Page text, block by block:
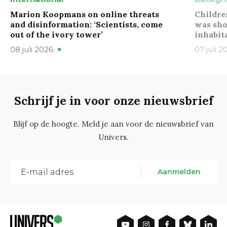
Marion Koopmans on online threats
and disinformation: ‘Scientists, come
out of the ivory tower’
08 juli 2026
was
07 juli
Schrijf je in voor onze nieuwsbrief
Blijf op de hoogte. Meld je aan voor de nieuwsbrief van
Univers.
Aanmelden